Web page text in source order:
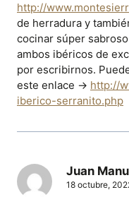
http://
de herradura y
cocinar súper
ambos ibéricos de
por escribirnos.
este enlace -> http://
iberico-serranito.php
Juan
18 octubre,